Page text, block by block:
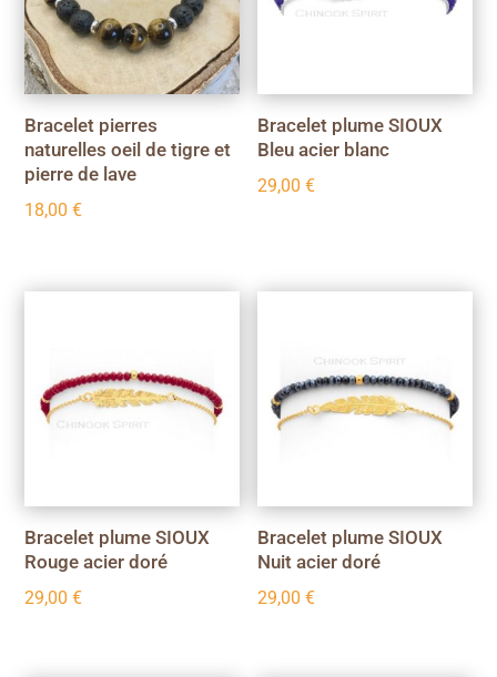
Bracelet pierres
naturelles oeil de tigre et
pierre de lave
18,00€
Bracelet plume SIOUX
Bleu acier blanc
29,00€
Bracelet plume SIOUX
Rouge acier doré
29,00€
Bracelet plume SIOUX
Nuit acier doré
29,00€